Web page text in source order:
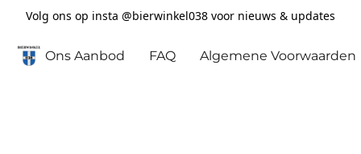
Volg ons op insta @bierwinkel038 voor nieuws & updates
Ons Aanbod FAQ Algemene Voorwaarden